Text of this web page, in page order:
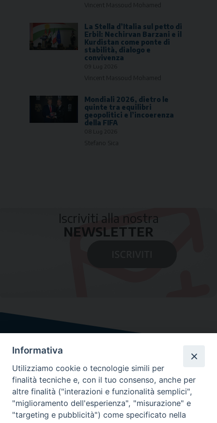
Vincent Massoud Mohamed
La Stella d’Italia sul petto di
Erbil: Nechirvan Barzani e il
Kurdistan come ponte di
stabilità, dialogo e
convivenza
09 Lug 2026
Vincent Massoud Mohamed
Mondiali 2026, dietro le
quinte tra equilibri
geopolitici e l’incoerenza
della FIFA
08 Lug 2026
Stefano Sica
Iscriviti alla nostra
NEWSLETTER
Informativa
Utilizziamo cookie o tecnologie simili per
finalità tecniche e, con il tuo consenso, anche per
altre finalità ("interazioni e funzionalità semplici",
"miglioramento dell'esperienza", "misurazione" e
"targeting e pubblicità") come specificato nella